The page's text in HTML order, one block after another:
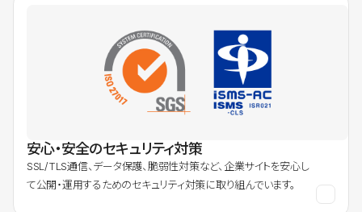
安心・安全のセキュリティ対策
SSL/TLS通信、データ保護、脆弱性対策など、企業サイトを安心し
て公開・運用するためのセキュリティ対策に取り組んでいます。